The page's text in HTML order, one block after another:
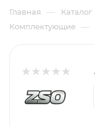
Главная — Каталог
Комплектующие —